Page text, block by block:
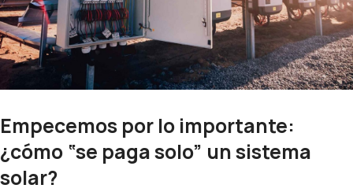
Empecemos por lo importante:
¿cómo “se paga solo” un sistema
solar?